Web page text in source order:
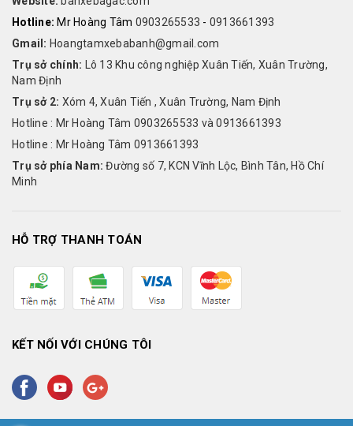
Hotline: Mr Hoàng Tâm 0903265533 - 0913661393
Gmail: Hoangtamxebabanh@gmail.com
Trụ sở chính: Lô 13 Khu công nghiệp Xuân Tiến, Xuân Trường,
Nam Định
Trụ sở 2: Xóm 4, Xuân Tiến , Xuân Trường, Nam Định
Hotline : Mr Hoàng Tâm 0903265533 và 0913661393
Hotline : Mr Hoàng Tâm 0913661393
Trụ sở phía Nam: Đường số 7, KCN Vĩnh Lộc, Bình Tân, Hồ Chí
Minh
HỖ TRỢ THANH TOÁN
KẾT NỐI VỚI CHÚNG TÔI